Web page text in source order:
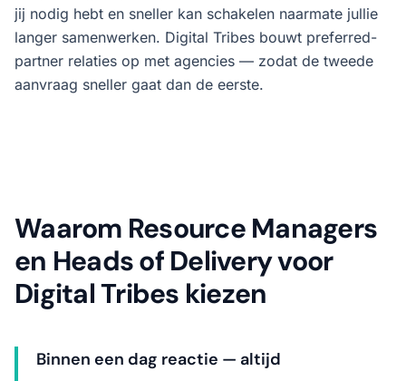
jij nodig hebt en sneller kan schakelen naarmate jullie
langer samenwerken. Digital Tribes bouwt preferred-
partner relaties op met agencies — zodat de tweede
aanvraag sneller gaat dan de eerste.
Waarom Resource Managers
en Heads of Delivery voor
Digital Tribes kiezen
Binnen een dag reactie — altijd